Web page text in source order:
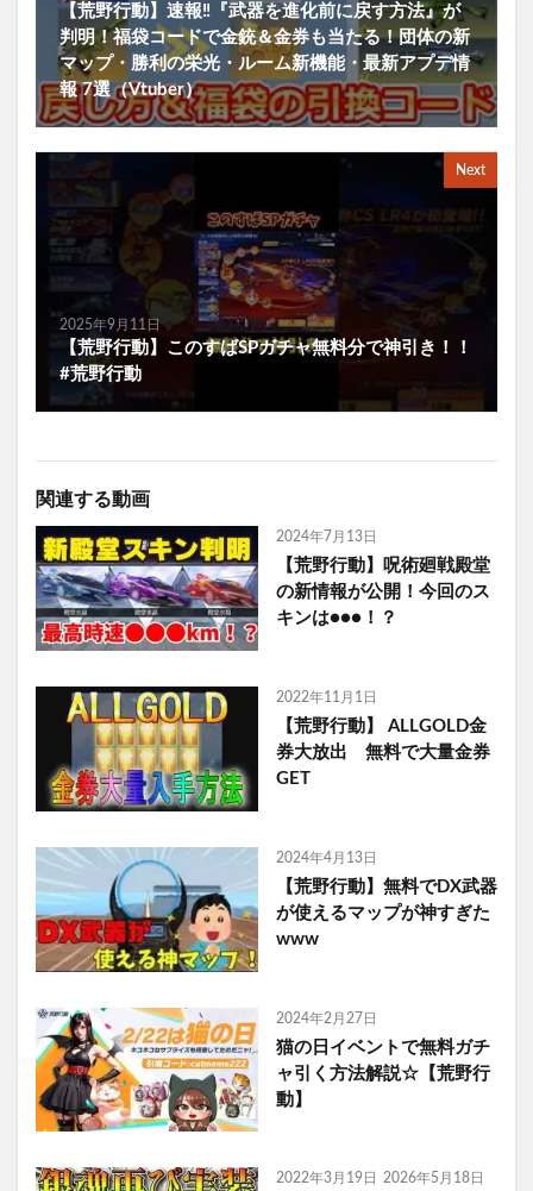
【荒野行動】速報‼『武器を進化前に戻す方法』が
判明！福袋コードで金銃＆金券も当たる！団体の新
マップ・勝利の栄光・ルーム新機能・最新アプデ情
報 7選（Vtuber）
Next
2025年9月11日
【荒野行動】このすばSPガチャ無料分で神引き！！
#荒野行動
関連する動画
2024年7月13日
【荒野行動】呪術廻戦殿堂
の新情報が公開！今回のス
キンは●●●！？
2022年11月1日
【荒野行動】 ALLGOLD金
券大放出 無料で大量金券
GET
2024年4月13日
【荒野行動】無料でDX武器
が使えるマップが神すぎた
www
2024年2月27日
猫の日イベントで無料ガチ
ャ引く方法解説☆【荒野行
動】
2022年3月19日 2026年5月18日